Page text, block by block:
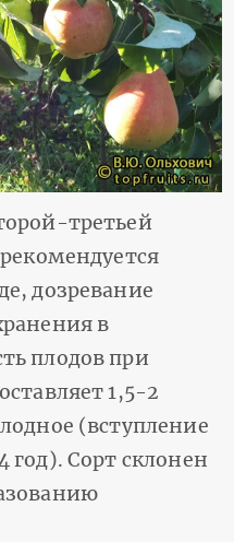
третьей
дозревание
в
плодов при
1,5-2
(вступление
Сорт склонен